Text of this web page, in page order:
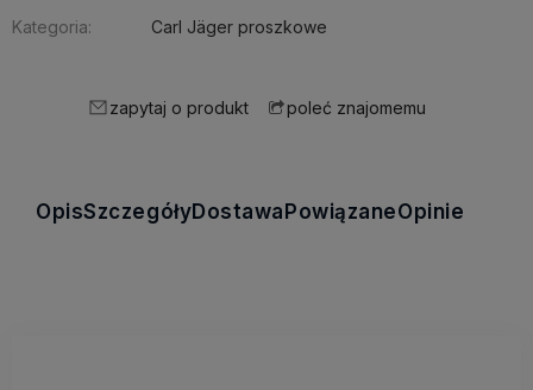
Kategoria: Carl Jäger proszkowe
zapytaj o produkt poleć znajomemu
OpisSzczegółyDostawaPowiązaneOpinie